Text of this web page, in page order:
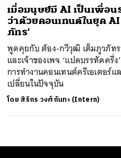
เมื่อมนุษย์มี AI เป็นเพื่อ
ว่าด้วยคอนเทนต์ในยุค
ภัทร’
พูดคุยกับ ต้อง-กวีวุฒิ เต็มภูวภัทร
และเจ้าของเพจ ‘แปดบรรทัดครึ่
การทำงานคอนเทนต์ครีเอเตอร์
เปลี่ยนในปัจจุบัน
โดย สิริกร วงศ์กันทะ (Intern)